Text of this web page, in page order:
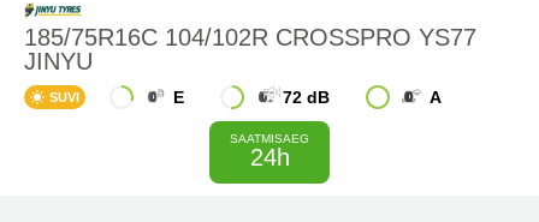
185/75R16C 104/102R CROSSPRO YS77
JINYU
SUVI E 72 dB A
SAATMISAEG
24h